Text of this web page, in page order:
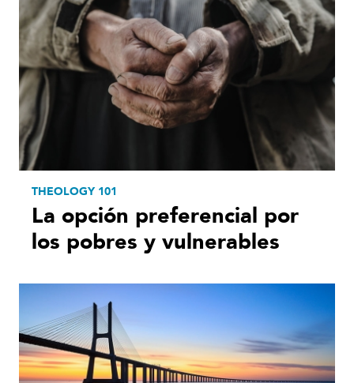
THEOLOGY 101
La opción preferencial por
los pobres y vulnerables